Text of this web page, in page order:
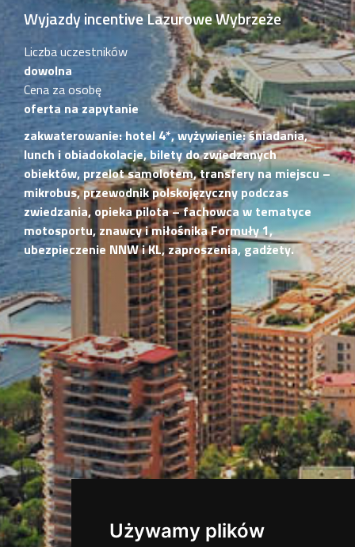
Używamy plików
Wyjazdy incentive Lazurowe Wybrzeże
Liczba uczestników
dowolna
Cena za osobę
oferta na zapytanie
zakwaterowanie: hotel 4*, wyżywienie: śniadania,
lunch i obiadokolacje, bilety do zwiedzanych
obiektów, przelot samolotem, transfery na miejscu –
mikrobus, przewodnik polskojęzyczny podczas
zwiedzania, opieka pilota – fachowca w tematyce
motosportu, znawcy i miłośnika Formuły 1,
ubezpieczenie NNW i KL, zaproszenia, gadżety.